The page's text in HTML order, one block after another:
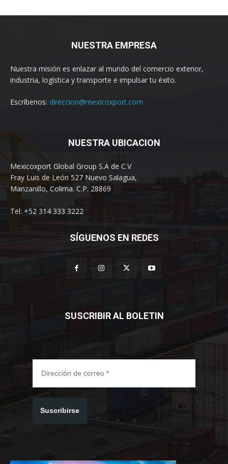
NUESTRA EMPRESA
Nuestra misión es enlazar al mundo del comercio exterior,
industria, logística y transporte e impulsar tu éxito.
Escríbenos: direccion@mexicoxport.com
NUESTRA UBICACION
Mexicoxport Global Group S.A de C.V
Fray Luis de León 527 Nuevo Salagua,
Manzanillo, Colima. C.P. 28869
Tel: +52 314 333 3222
SÍGUENOS EN REDES
SUSCRIBIR AL BOLETIN
Suscribirse